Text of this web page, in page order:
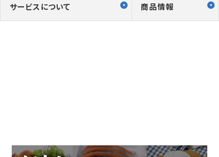
サービスについて 商品情報